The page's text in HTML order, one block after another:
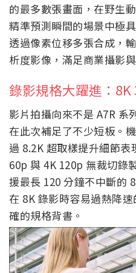
的最多數張畫面，在野生
精準預測瞬間的場景中極
透過像素位移多張合成，
析度影像，滿足商業攝影
錄影規格大躍進：
影片拍攝向來不是 A7R 系
在此次補足了不少短板。
過 8.2K 超取樣提升細節
60p 與 4K 120p 無裁切錄
援最長 120 分鐘不中斷的
在 8K 錄影時容易過熱降
確的規格背書。